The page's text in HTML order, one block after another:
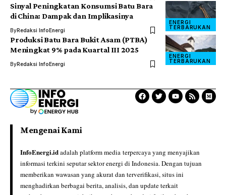
ENERGI
TERBARUKAN
Sinyal Peningkatan Konsumsi Batu Bara
di China: Dampak dan Implikasinya
ByRedaksi InfoEnergi
ENERGI
TERBARUKAN
Produksi Batu Bara Bukit Asam (PTBA)
Meningkat 9% pada Kuartal III 2025
ByRedaksi InfoEnergi
Mengenai Kami
InfoEnergi.idadalah platform media terpercaya yang menyajikan
informasi terkini seputar sektor energi di Indonesia. Dengan tujuan
memberikan wawasan yang akurat dan terverifikasi, situs ini
menghadirkan berbagai berita, analisis, dan update terkait